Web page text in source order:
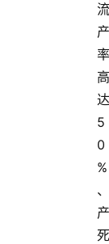
流
产
率
高
达
5
0
%
、
产
死